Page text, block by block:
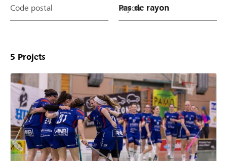
Code postal Rayon
5 Projets